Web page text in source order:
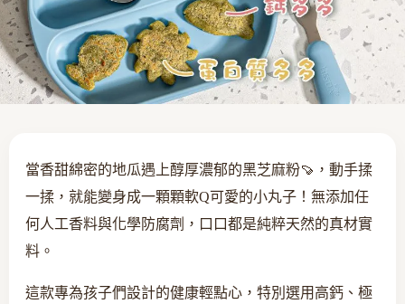
當香甜綿密的地瓜遇上醇厚濃郁的黑芝麻粉🍠，動手揉
一揉，就能變身成一顆顆軟Q可愛的小丸子！無添加任
何人工香料與化學防腐劑，口口都是純粹天然的真材實
料。
這款專為孩子們設計的健康輕點心，特別選用高鈣、極